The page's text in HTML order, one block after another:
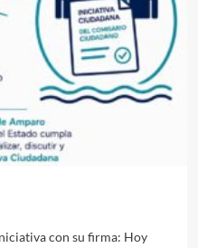
con su firma: Hoy